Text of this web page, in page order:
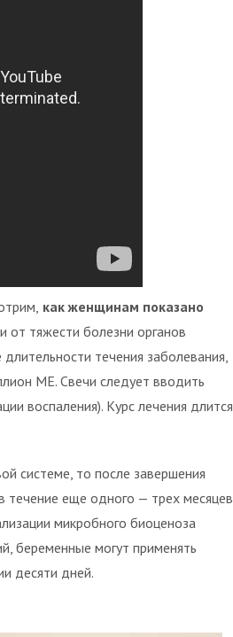
как женщинам показано
от тяжести болезни органов
течения заболевания,
МЕ. Свечи следует вводить
воспаления). Курс лечения длится
системе, то после завершения
течение еще одного — трех месяцев
микробного биоценоза
беременные могут применять
десяти дней.